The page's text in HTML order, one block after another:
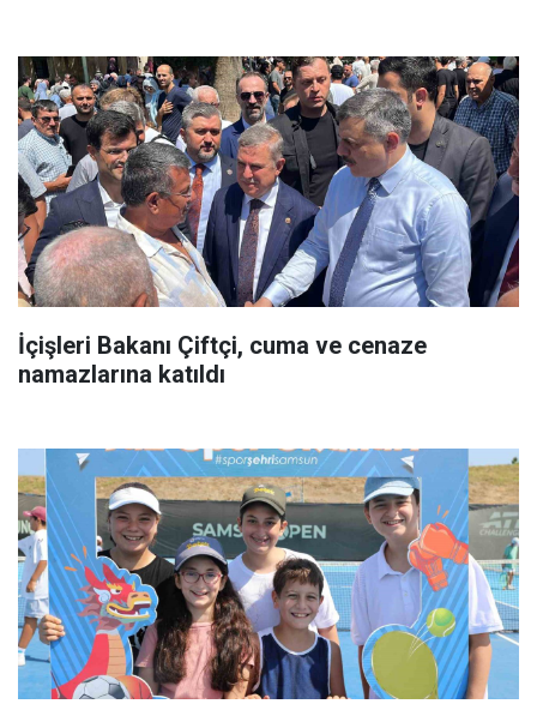
İçişleri Bakanı Çiftçi, cuma ve cenaze
namazlarına katıldı